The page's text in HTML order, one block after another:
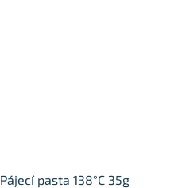
Pájecí pasta 138°C 35g